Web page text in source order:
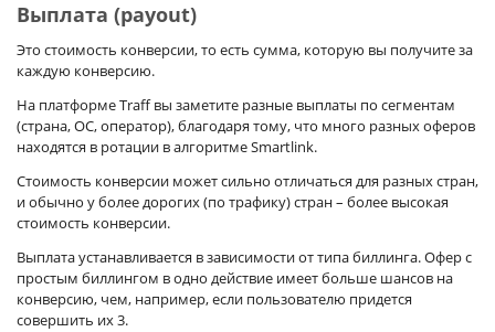
Выплата (payout)
Это стоимость конверсии, то есть сумма, которую вы получите за
каждую конверсию.
На платформе Traff вы заметите разные выплаты по сегментам
(страна, ОС, оператор), благодаря тому, что много разных оферов
находятся в ротации в алгоритме Smartlink.
Стоимость конверсии может сильно отличаться для разных стран,
и обычно у более дорогих (по трафику) стран – более высокая
стоимость конверсии.
Выплата устанавливается в зависимости от типа биллинга. Офер с
простым биллингом в одно действие имеет больше шансов на
конверсию, чем, например, если пользователю придется
совершить их 3.